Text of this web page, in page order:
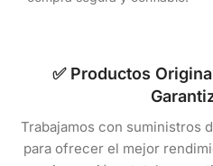
✅ Productos
Trabajamos con suministros
para ofrecer el mejor